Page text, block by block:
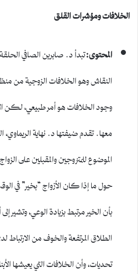
الخلافات ومؤشرات القلق
المحتوى:تبدأ د. صابرين الصافي
النقاش وهو الخلافات الزوجية من
وجود الخلافات هو أمر طبيعي، لكن
معها. تقدم ضيفتها د. نهاية
الموضوع للمتزوجين والمقبلين على
حول ما إذا كان الأزواج “بخير” في
بأن الخير مرتبط بزيادة الوعي،
الطلاق المرتفعة والخوف من
تحديات، وأن الخلافات التي يعيشها